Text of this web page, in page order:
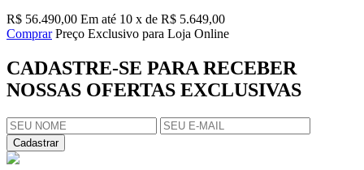
R$ 56.490,00 Em até 10 x de R$ 5.649,00
Comprar Preço Exclusivo para Loja Online
CADASTRE-SE PARA RECEBER
NOSSAS OFERTAS EXCLUSIVAS
Cadastrar